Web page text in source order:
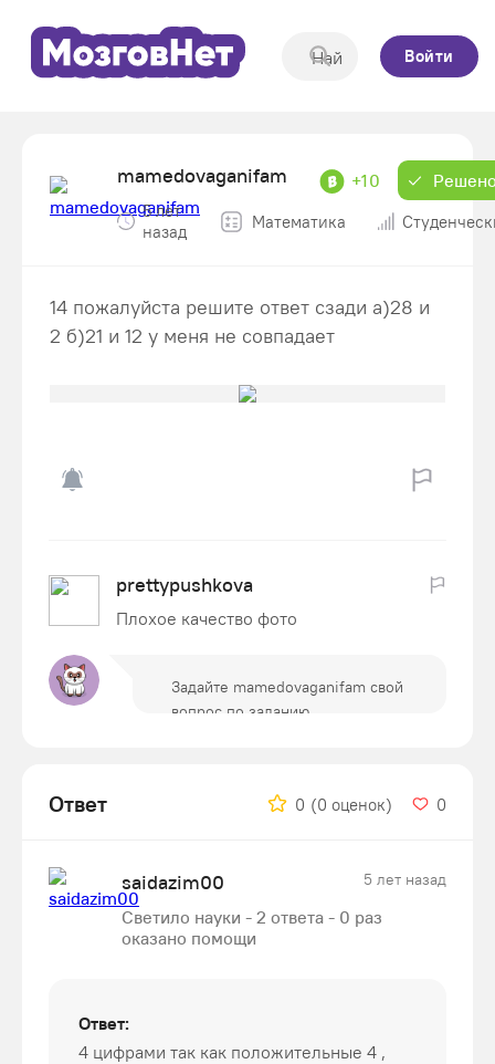
Войти
mamedovaganifam +10
5 лет
назад
Математика
14 пожалуйста решите ответ сзади а)28 и
2 б)21 и 12 у меня не совпадает
prettypushkova
Плохое качество фото
Ответ 0 (0 оценок) 0
saidazim00 5 лет назад
Светило науки - 2 ответа - 0 раз
оказано помощи
Ответ:
4 цифрами так как положительные 4 ,